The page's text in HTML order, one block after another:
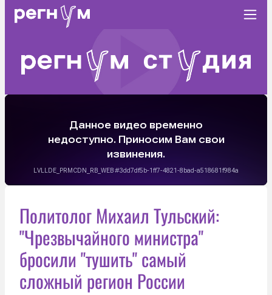
Политолог Михаил Тульский:
"Чрезвычайного министра"
бросили "тушить" самый
сложный регион России